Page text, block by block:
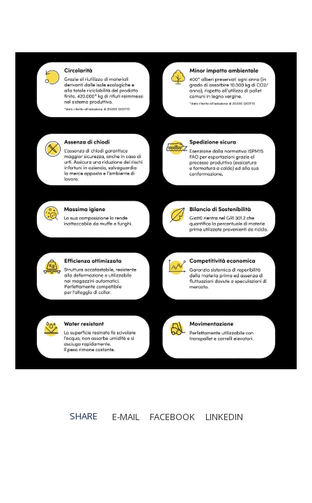
SHARE E-MAIL FACEBOOK LINKEDIN